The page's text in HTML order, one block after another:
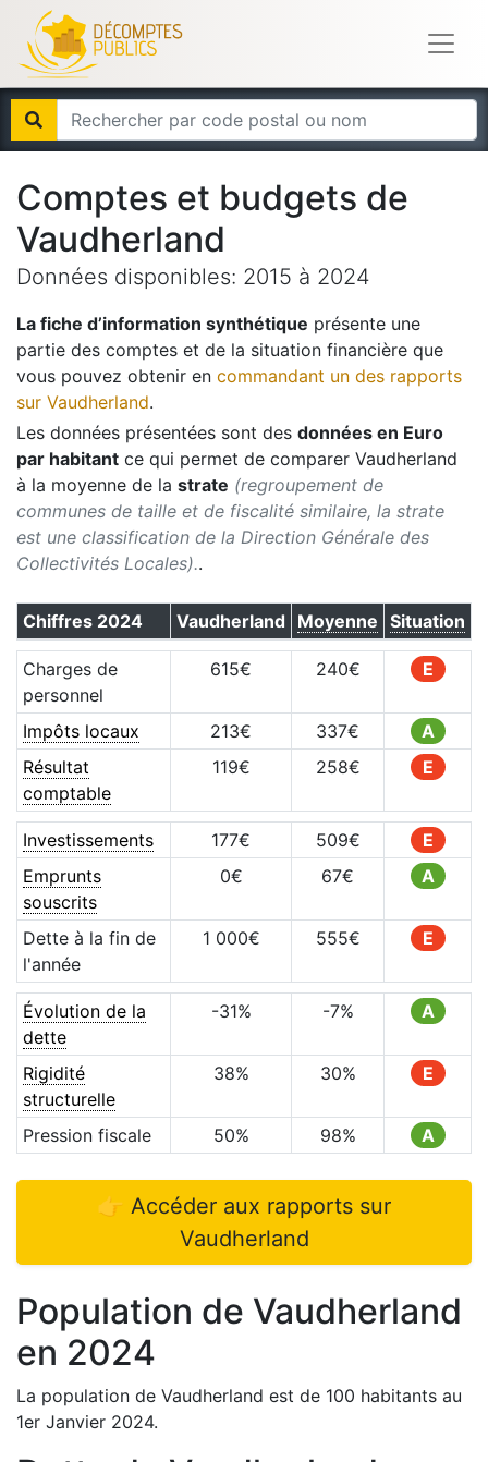
Comptes et budgets de
Vaudherland
Données disponibles: 2015 à 2024
La fiche d’information synthétique présente une
partie des comptes et de la situation financière que
vous pouvez obtenir en commandant un des rapports
sur Vaudherland.
Les données présentées sont des données en Euro
par habitant ce qui permet de comparer Vaudherland
à la moyenne de la strate (regroupement de
communes de taille et de fiscalité similaire, la strate
est une classification de la Direction Générale des
Collectivités Locales)..
Chiffres 2024 Vaudherland Moyenne Situation
Charges de
personnel
615€ 240€ E
Impôts locaux 213€ 337€
A
Résultat
comptable
119€ 258€ E
Investissements 177€ 509€
E
Emprunts
souscrits
0€ 67€ A
Dette à la fin de
l'année
1 000€ 555€ E
Évolution de la
dette
-31% -7% A
Rigidité
structurelle
38% 30% E
Pression fiscale 50% 98% A
👉 Accéder aux rapports sur
Vaudherland
Population de Vaudherland
en 2024
La population de Vaudherland est de 100 habitants au
1er Janvier 2024.